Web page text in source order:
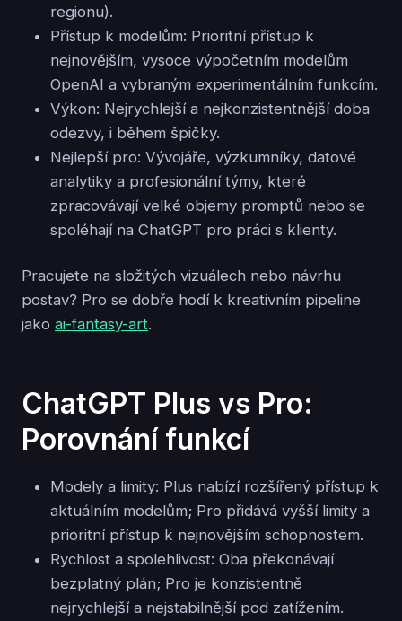
regionu).
Přístup k modelům: Prioritní přístup k
nejnovějším, vysoce výpočetním modelům
OpenAI a vybraným experimentálním funkcím.
Výkon: Nejrychlejší a nejkonzistentnější doba
odezvy, i během špičky.
Nejlepší pro: Vývojáře, výzkumníky, datové
analytiky a profesionální týmy, které
zpracovávají velké objemy promptů nebo se
spoléhají na ChatGPT pro práci s klienty.
Pracujete na složitých vizuálech nebo návrhu
postav? Pro se dobře hodí k kreativním pipeline
jako ai-fantasy-art.
ChatGPT Plus vs Pro:
Porovnání funkcí
Modely a limity: Plus nabízí rozšířený přístup k
aktuálním modelům; Pro přidává vyšší limity a
prioritní přístup k nejnovějším schopnostem.
Rychlost a spolehlivost: Oba překonávají
bezplatný plán; Pro je konzistentně
nejrychlejší a nejstabilnější pod zatížením.